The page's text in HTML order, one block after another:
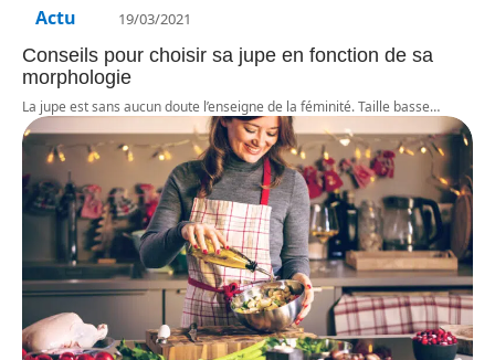
Actu 19/03/2021
Conseils pour choisir sa jupe en fonction de sa
morphologie
La jupe est sans aucun doute l’enseigne de la féminité. Taille basse…